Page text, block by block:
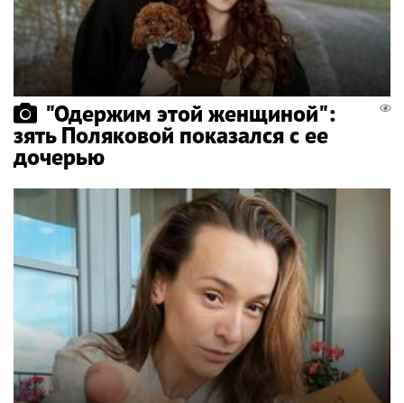
"Одержим этой женщиной":
зять Поляковой показался с ее
дочерью